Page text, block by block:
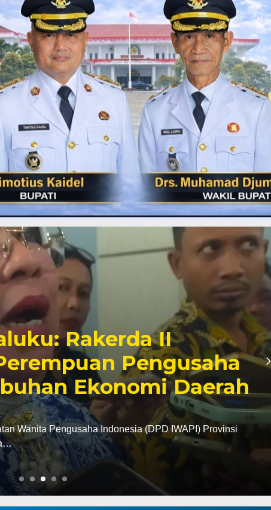
II
Pengusaha
Ekonomi Daerah
Indonesia (DPD IWAPI) Provinsi